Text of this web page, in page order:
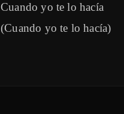
Cuando yo te lo hacía
(Cuando yo te lo hacía)